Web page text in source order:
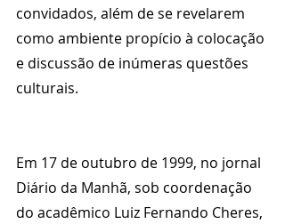
convidados, além de se revelarem
como ambiente propício à colocação
e discussão de inúmeras questões
culturais.
Em 17 de outubro de 1999, no jornal
Diário da Manhã, sob coordenação
do acadêmico Luiz Fernando Cheres,